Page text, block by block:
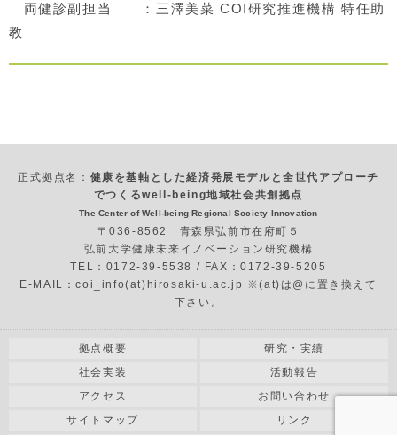
両健診副担当 ：三澤美菜 COI研究推進機構 特任助
教
正式拠点名： 健康を基軸とした経済発展モデルと全世代アプローチ
でつくるwell-being地域社会共創拠点
The Center of Well-being Regional Society Innovation
〒036-8562 青森県弘前市在府町５
弘前大学健康未来イノベーション研究機構
TEL：0172-39-5538 / FAX：0172-39-5205
E-MAIL：coi_info(at)hirosaki-u.ac.jp ※(at)は@に置き換えて
下さい。
拠点概要
研究・実績
社会実装
活動報告
アクセス
お問い合わせ
サイトマップ
リンク